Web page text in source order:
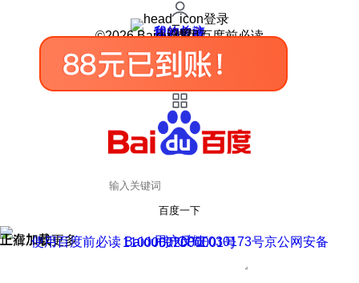
登录
我的关注
我的收藏
皮肤中心
用户反馈
设置
©2026 Baidu 使用百度前必读
百度一下
正在加载
上滑加载更多 用户反馈
使用百度前必读 Baidu 京ICP证030173号
京公网安备11000002000001号